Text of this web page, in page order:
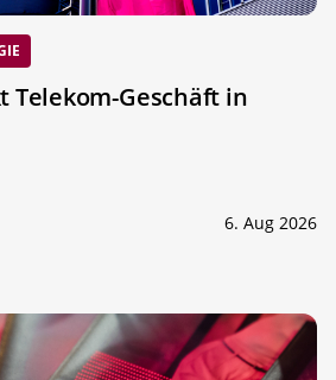
Telekom-Geschäft in
6. Aug 2026